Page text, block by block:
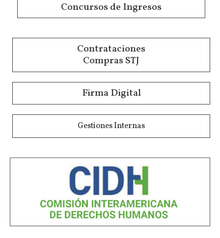
Concursos de Ingresos
Contrataciones
Compras STJ
Firma Digital
Gestiones Internas